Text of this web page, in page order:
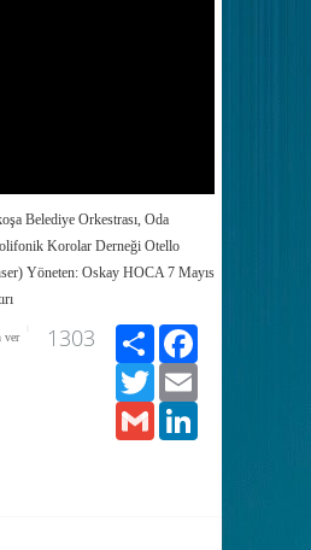
Belediye Orkestrası, Oda
Korolar Derneği Otello
Yöneten: Oskay HOCA 7 Mayıs
ver
1303
Paylaş
Twitter
Gmail